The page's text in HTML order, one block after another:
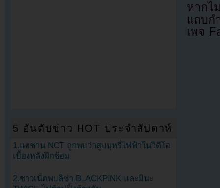
หากไ
แถบก
เพจ
5 อันดับข่าว HOT ประจำสัปดาห์
1.แฮชาน NCT ถูกพบว่าสูบบุหรี่ไฟฟ้าในวิดีโอ
เบื้องหลังฝึกซ้อม
2.ชาวเน็ตพบลิซ่า BLACKPINK และมินะ